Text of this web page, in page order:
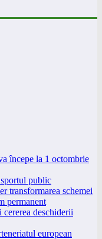
începe la 1 octombrie
public
transformarea schemei
permanent
deschiderii
european